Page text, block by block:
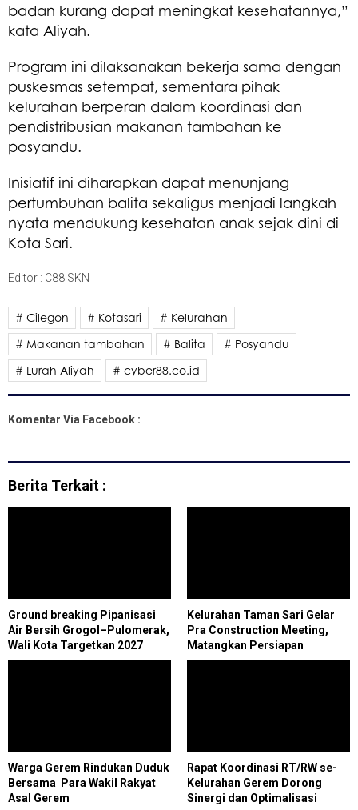
badan kurang dapat meningkat kesehatannya,”
kata Aliyah.
Program ini dilaksanakan bekerja sama dengan
puskesmas setempat, sementara pihak
kelurahan berperan dalam koordinasi dan
pendistribusian makanan tambahan ke
posyandu.
Inisiatif ini diharapkan dapat menunjang
pertumbuhan balita sekaligus menjadi langkah
nyata mendukung kesehatan anak sejak dini di
Kota Sari.
Editor : C88 SKN
# Cilegon # Kotasari
# Kelurahan
# Makanan tambahan
# Balita
# Posyandu
# Lurah Aliyah
# cyber88.co.id
Komentar Via Facebook :
Berita Terkait :
Ground breaking Pipanisasi
Air Bersih Grogol–Pulomerak,
Wali Kota Targetkan 2027
Tanpa Krisis Air
Kelurahan Taman Sari Gelar
Pra Construction Meeting,
Matangkan Persiapan
Pekerjaan Pembangunan 2025
Warga Gerem Rindukan Duduk
Bersama Para Wakil Rakyat
Asal Gerem
Rapat Koordinasi RT/RW se-
Kelurahan Gerem Dorong
Sinergi dan Optimalisasi